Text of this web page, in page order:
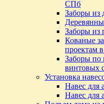
СПб
Заборы из
Заборы из
Кованые
проектам
Заборы по
винтовых
Установка
Навес для
Навес для